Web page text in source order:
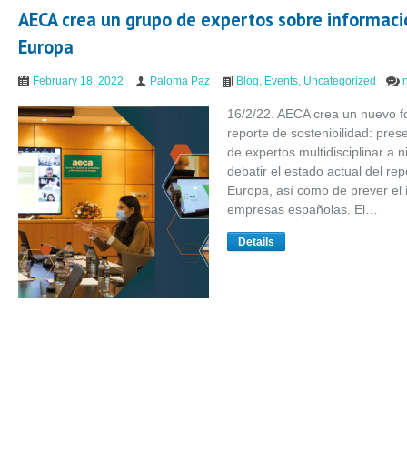
AECA crea un grupo de expertos sobre
Europa
February 18, 2022 Paloma Paz Blog, Events, Uncategorized
16/2/22. AECA crea un nuevo
reporte de sostenibilidad:
de expertos multidisciplinar a
debatir el estado actual del
Europa, así como de prever
empresas españolas. El…
Details